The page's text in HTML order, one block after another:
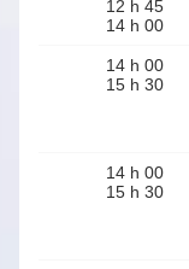
12 h 45
14 h 00
14 h 00
15 h 30
14 h 00
15 h 30